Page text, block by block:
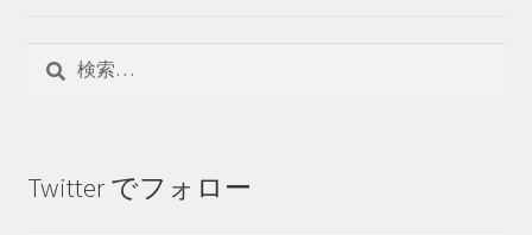
Twitter でフォロー